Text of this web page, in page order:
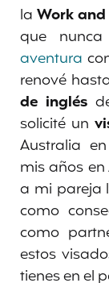
la Work
que nunca
aventura
renové
de inglés
solicité un
Australia
mis años
a mi pareja
como
como
estos
tienes en el